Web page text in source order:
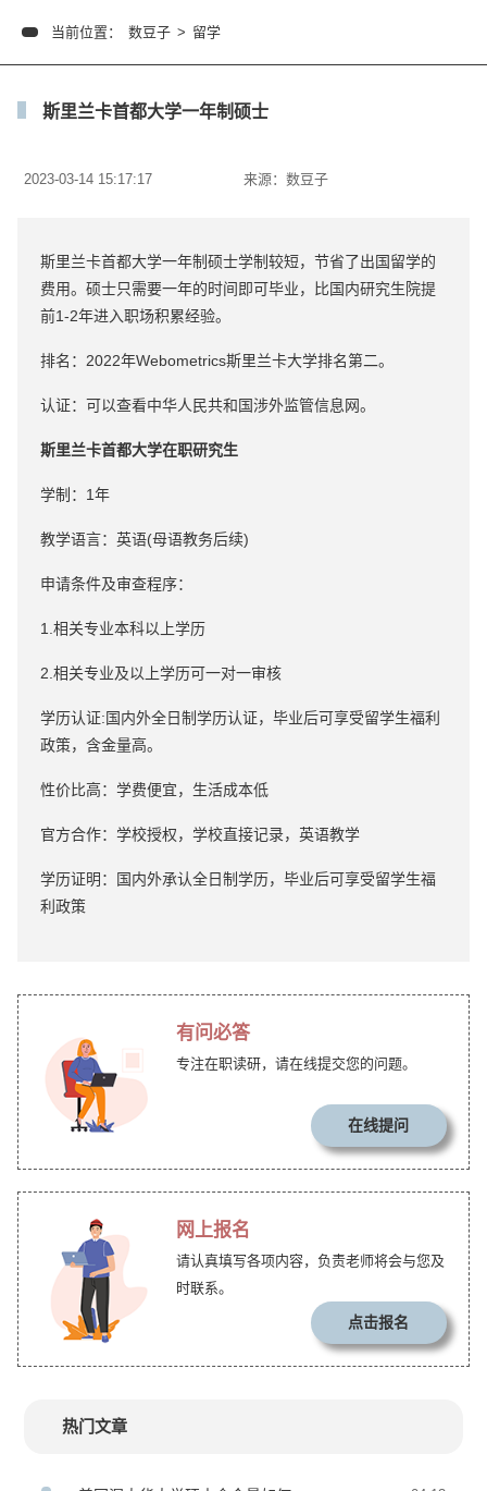
当前位置： 数豆子 > 留学
斯里兰卡首都大学一年制硕士
2023-03-14 15:17:17 来源： 数豆子
斯里兰卡首都大学一年制硕士学制较短，节省了出国留学的
费用。硕士只需要一年的时间即可毕业，比国内研究生院提
前1-2年进入职场积累经验。
排名：2022年Webometrics斯里兰卡大学排名第二。
认证：可以查看中华人民共和国涉外监管信息网。
斯里兰卡首都大学在职研究生
学制：1年
教学语言：英语(母语教务后续)
申请条件及审查程序：
1.相关专业本科以上学历
2.相关专业及以上学历可一对一审核
学历认证:国内外全日制学历认证，毕业后可享受留学生福利
政策，含金量高。
性价比高：学费便宜，生活成本低
官方合作：学校授权，学校直接记录，英语教学
学历证明：国内外承认全日制学历，毕业后可享受留学生福
利政策
有问必答
专注在职读研，请在线提交您的问题。
在线提问
网上报名
请认真填写各项内容，负责老师将会与您及
时联系。
点击报名
热门文章